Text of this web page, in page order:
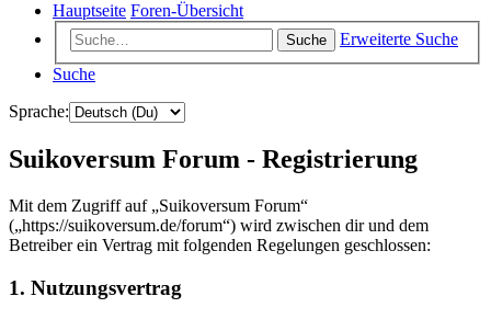
Hauptseite Foren-Übersicht
Suche
Erweiterte Suche
Suche
Sprache:
Suikoversum Forum - Registrierung
Mit dem Zugriff auf „Suikoversum Forum“
(„https://suikoversum.de/forum“) wird zwischen dir und dem
Betreiber ein Vertrag mit folgenden Regelungen geschlossen:
1. Nutzungsvertrag